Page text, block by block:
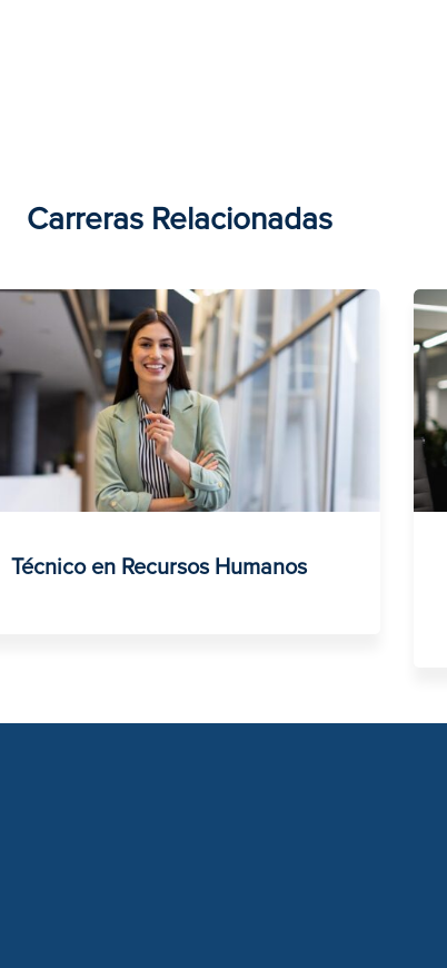
Carreras Relacionadas
Técnico en Recursos Humanos